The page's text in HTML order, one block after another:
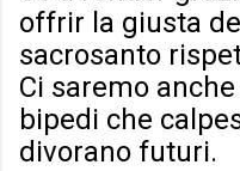
offrir la giusta
sacrosanto
Ci saremo
bipedi che
divorano futuri.